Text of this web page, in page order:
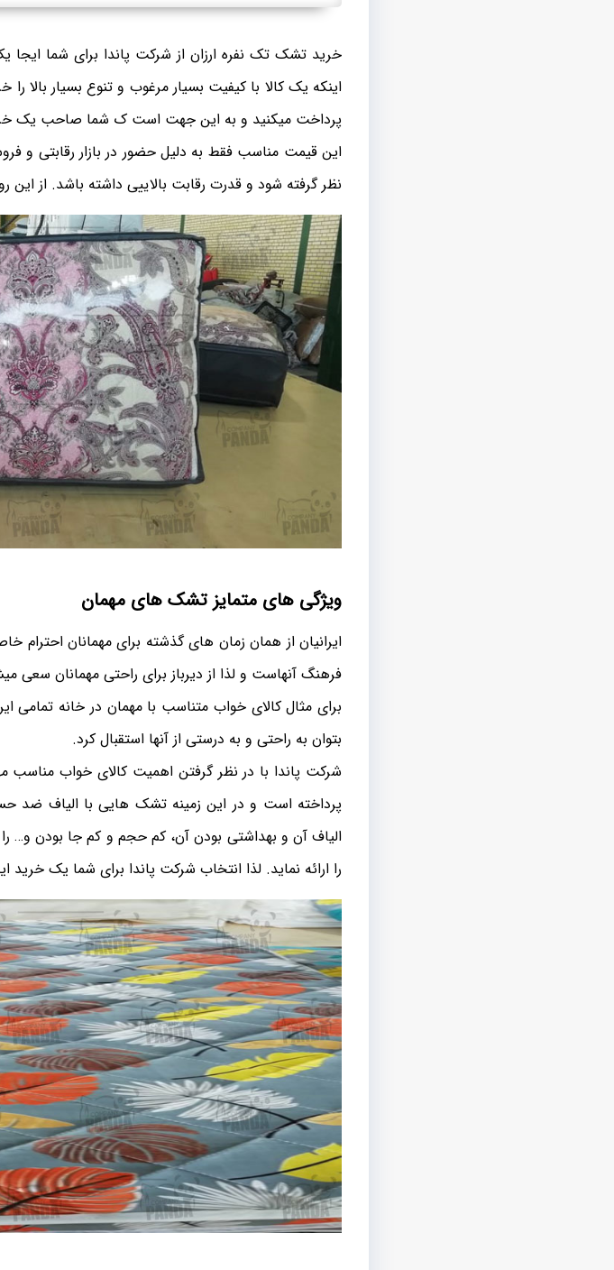
خرید تشک تک نفره ارزان از شرکت پاندا برای شما
اینکه یک کالا با کیفیت بسیار مرغوب و تنوع بسیار بالا
پرداخت میکنید و به این جهت است ک شما صاحب یک
این قیمت مناسب فقط به دلیل حضور در بازار رقابتی
نظر گرفته شود و قدرت رقابت بالاییی داشته باشد. از این
ویژگی های متمایز تشک های مهمان
ایرانیان از همان زمان های گذشته برای مهمانان احترام
فرهنگ آنهاست و لذا از دیرباز برای راحتی مهمانان سعی
برای مثال کالای خواب متناسب با مهمان در خانه
بتوان به راحتی و به درستی از آنها استقبال کرد.
شرکت پاندا با در نظر گرفتن اهمیت کالای خواب مناسب
پرداخته است و در این زمینه تشک هایی با الیاف ضد
الیاف آن و بهداشتی بودن آن، کم حجم و کم جا بودن و…
را ارائه نماید. لذا انتخاب شرکت پاندا برای شما یک